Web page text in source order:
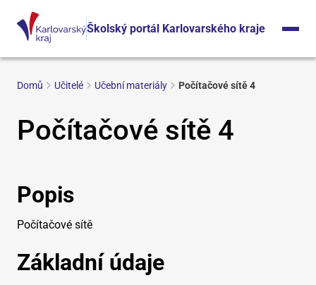
Školský portál Karlovarského kraje
Domů Učitelé Učební materiály Počítačové sítě 4
Počítačové sítě 4
Popis
Počítačové sítě
Základní údaje